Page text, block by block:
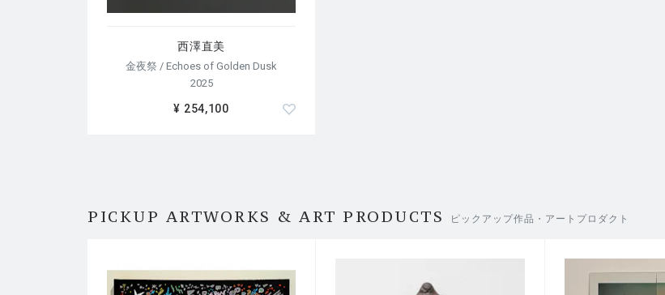
西澤直美
金夜祭 / Echoes of Golden Dusk
2025
¥ 254,100
PICKUP ARTWORKS & ART PRODUCTS ピックアップ作品・アートプロダクト